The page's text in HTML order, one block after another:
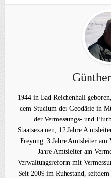
1944 in Bad Reichenhall
dem Studium der Geodäsie in
der Vermessungs- und
Staatsexamen, 12 Jahre
Freyung, 3 Jahre Amtsleiter am
Jahre Amtsleiter am
Verwaltungsreform mit
Seit 2009 im Ruhestand,